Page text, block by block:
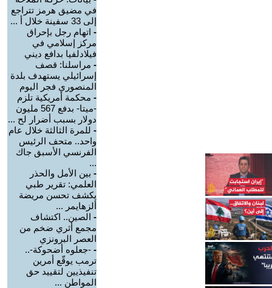
في مضيق هرمز تتراجع
إلى 33 سفينة خلال أ ...
- اتهام رجل بإحراق
مركز إسلامي في
فيلادلفيا بدافع ديني
- مراسلنا: قصف
إسرائيلي يستهدف بلدة
المنصوري فجر اليوم
- محكمة أمريكية تلزم
-ميتا- بدفع 567 مليون
دولار بسبب أضرار لح ...
- للمرة الثالثة خلال عام
واحد.. متحف الرئيس
الفرنسي الأسبق جاك
...
- بين الأمل والحذر
العلمي: تقرير طبي
يكشف تحسن مريضة
ألزهايمر ...
- الصين.. اكتشاف
مجمع أثري ضخم من
العصر البرونزي
- -جعلوه أضحوكة-..
ترمب يوقّع أمرين
تنفيذيين لتقييد حق
المواطن ...